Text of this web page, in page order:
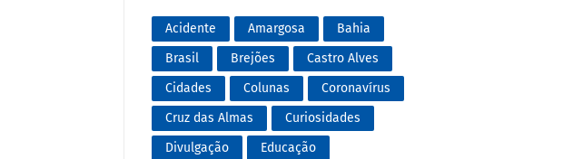
Acidente Amargosa
Bahia
Brasil
Brejões
Castro Alves
Cidades
Colunas
Coronavírus
Cruz das Almas
Curiosidades
Divulgação
Educação